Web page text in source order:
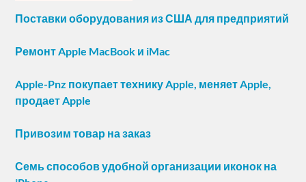
Поставки оборудования из США для предприятий
Ремонт Apple MacBook и iMac
Apple-Pnz покупает технику Apple, меняет Apple,
продает Apple
Привозим товар на заказ
Семь способов удобной организации иконок на